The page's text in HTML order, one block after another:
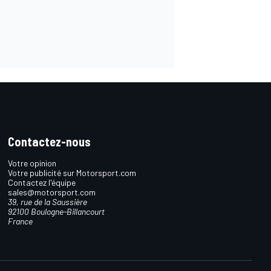
Contactez-nous
Votre opinion
Votre publicité sur Motorsport.com
Contactez l'équipe
sales@motorsport.com
39, rue de la Saussière
92100 Boulogne-Billancourt
France